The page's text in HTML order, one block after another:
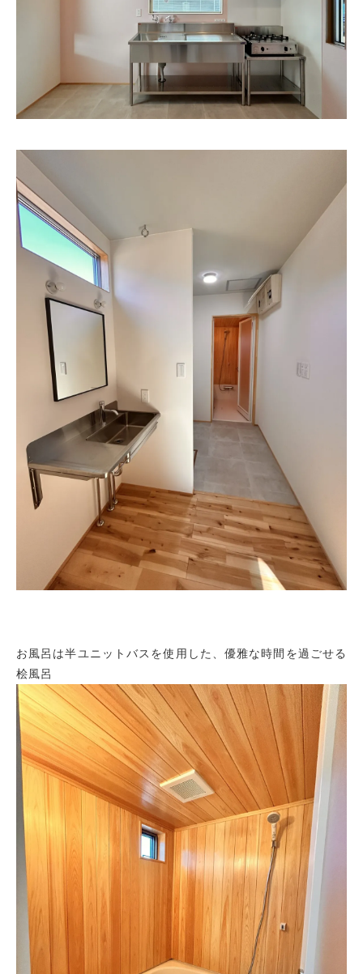
お風呂は半ユニットバスを使用した、優雅な時間を過ごせる
桧風呂